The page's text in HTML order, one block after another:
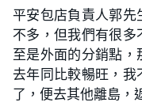
平安包店負責人郭先
不多，但我們有很
至是外面的分銷點
去年同比較暢旺，
了，便去其他離島，